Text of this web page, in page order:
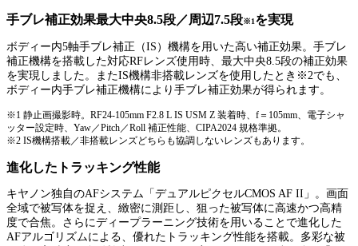
手ブレ補正効果最大中央8.5段／周辺7.5段※1を実現
ボディー内5軸手ブレ補正（IS）機構を用いた高い補正効果。手ブレ
補正機構を搭載した対応RFレンズ使用時、最大中央8.5段の補正効果
を実現しました。またIS機構非搭載レンズを使用したとき※2でも、
ボディー内手ブレ補正機構により手ブレ補正効果が得られます。
※1 静止画撮影時。RF24-105mm F2.8 L IS USM Z 装着時、f＝105mm、電子シャ
ッター設定時、Yaw／Pitch／Roll 補正性能、CIPA2024 規格準拠。
※2 IS機構搭載／非搭載レンズどちらも協調しないレンズもあります。
進化したトラッキング性能
キヤノン独自のAFシステム「デュアルピクセルCMOS AF II」。画面
全域で被写体を捉え、緻密に測距し、狙った被写体に高速かつ高精
度で合焦。さらにディープラーニング技術を用いることで進化した
AFアルゴリズムによる、優れたトラッキング性能を搭載。多彩な被